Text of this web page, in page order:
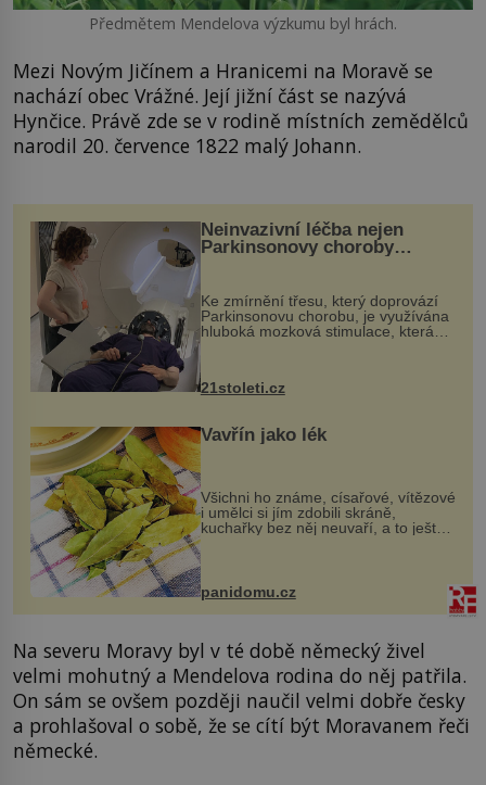
Předmětem Mendelova výzkumu byl hrách.
Mezi Novým Jičínem a Hranicemi na Moravě se
nachází obec Vrážné. Její jižní část se nazývá
Hynčice. Právě zde se v rodině místních zemědělců
narodil 20. července 1822 malý Johann.
Neinvazivní léčba nejen
Parkinsonovy choroby
Ke zmírnění třesu, který doprovází
Parkinsonovu chorobu, je využívána
hluboká mozková stimulace, která
však vyžaduje vysoce invazivní
k dostatečně přesnému zacílení ...
21stoleti.cz
Vavřín jako lék
Všichni ho známe, císařové, vítězové
i umělci si jím zdobili skráně,
kuchařky bez něj neuvaří, a to ještě
nevíte, že bobkový list může výrazně
zmírnit některé naše neduhy.
Obsahuje v malém množství ně...
panidomu.cz
Na severu Moravy byl v té době německý živel
velmi mohutný a Mendelova rodina do něj patřila.
On sám se ovšem později naučil velmi dobře česky
a prohlašoval o sobě, že se cítí být Moravanem řeči
německé.